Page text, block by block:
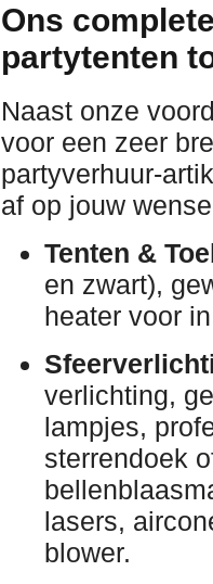
Ons
partytenten
Naast onze
voor een zeer
partyverhuur-
af op jouw
Tenten &
en zwart),
heater voor
verlichting,
lampjes,
sterrendoek
lasers,
blower.